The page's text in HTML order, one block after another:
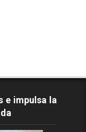
e impulsa la